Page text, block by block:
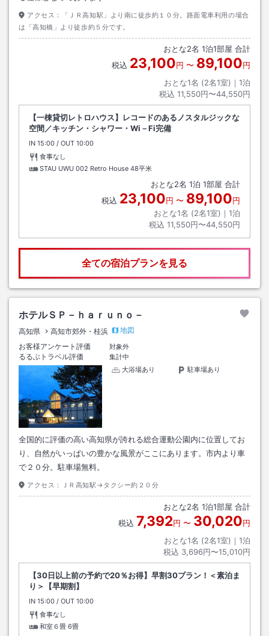
アクセス：
「ＪＲ高知駅」より南に徒歩約１０分。路面電車利用の場合
は「高知橋」より徒歩約５分です。
おとな2名 1泊1部屋 合計
税込 23,100円 〜 89,100円
おとな1名 (2名1室)｜ 1泊
税込 11,550円〜44,550円
【一棟貸切レトロハウス】レコードのあるノスタルジックな
空間／キッチン・シャワー・Wi－Fi完備
IN チェックイン
15:00 / OUT チェックアウト
10:00
食事なし
STAU UWU 002 Retro House 48平米
おとな2名 1泊 1部屋 合計
税込 23,100円 〜 89,100円
おとな1名 (2名1室)｜ 1泊
税込 11,550円〜44,550円
全ての宿泊プランを見る
ホテルＳＰ－ｈａｒｕｎｏ－
高知県 高知市郊外・桂浜
地図
お客様アンケート評価
対象外
るるぶトラベル評価
集計中
大浴場あり
駐車場あり
全国的に評価の高い高知県が誇れる総合運動公園内に位置してお
り、自然がいっぱいの豊かな風景がここにあります。市内より車
で２０分。駐車場無料。
アクセス： ＪＲ高知駅→タクシー約２０分
おとな2名 1泊1部屋 合計
税込 7,392円 〜 30,020円
おとな1名 (2名1室)｜ 1泊
税込 3,696円〜15,010円
【30日以上前の予約で20％お得】早割30プラン！＜素泊ま
り＞【早期割】
IN チェックイン
15:00 / OUT チェックアウト
10:00
食事なし
和室６畳 6畳